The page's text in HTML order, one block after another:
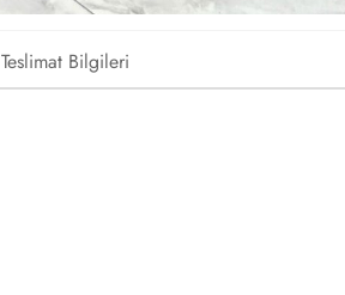
Teslimat Bilgileri